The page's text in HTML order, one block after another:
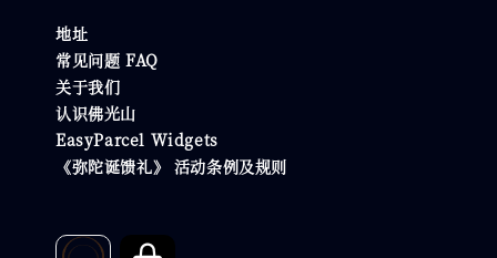
地址
常见问题 FAQ
关于我们
认识佛光山
EasyParcel Widgets
《弥陀诞馈礼》 活动条例及规则